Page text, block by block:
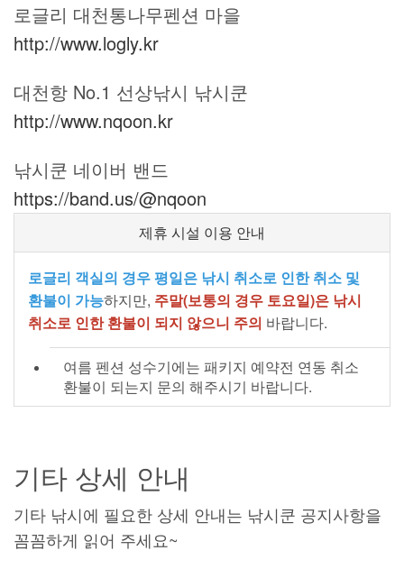
로글리 대천통나무펜션 마을
http://www.logly.kr
대천항 No.1 선상낚시 낚시쿤
http://www.nqoon.kr
낚시쿤 네이버 밴드
https://band.us/@nqoon
제휴 시설 이용 안내
로글리 객실의 경우 평일은 낚시 취소로 인한 취소 및
환불이 가능하지만, 주말(보통의 경우 토요일)은 낚시
취소로 인한 환불이 되지 않으니 주의 바랍니다.
여름 펜션 성수기에는 패키지 예약전 연동 취소
환불이 되는지 문의 해주시기 바랍니다.
기타 상세 안내
기타 낚시에 필요한 상세 안내는 낚시쿤 공지사항을
꼼꼼하게 읽어 주세요~